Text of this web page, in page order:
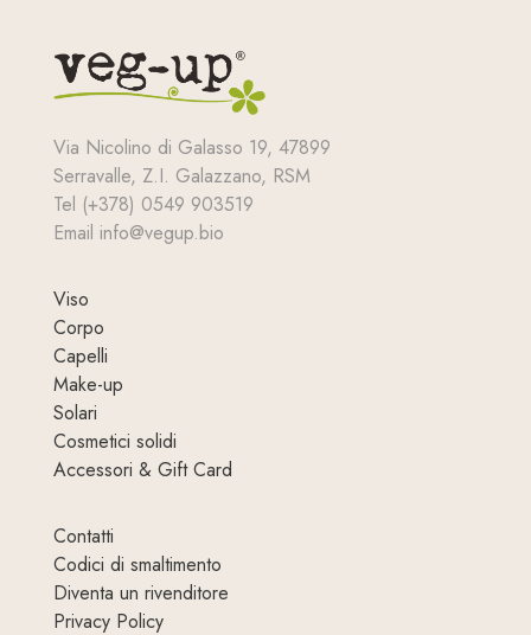
Via Nicolino di Galasso 19, 47899
Serravalle, Z.I. Galazzano, RSM
Tel (+378) 0549 903519
Email info@vegup.bio
Viso
Corpo
Capelli
Make-up
Solari
Cosmetici solidi
Accessori & Gift Card
Contatti
Codici di smaltimento
Diventa un rivenditore
Privacy Policy